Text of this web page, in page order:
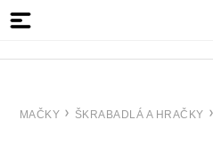
MAČKY ŠKRABADLÁ A HRAČKY